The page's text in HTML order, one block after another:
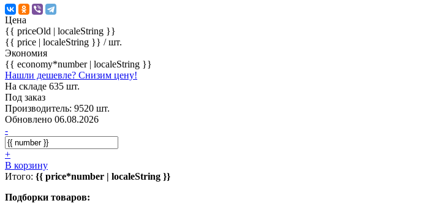
Цена
{{ priceOld | localeString }}
{{ price | localeString }} / шт.
Экономия
{{ economy*number | localeString }}
Нашли дешевле? Снизим цену!
На складе 635 шт.
Под заказ
Производитель: 9520 шт.
Обновлено 06.08.2026
-
+
В корзину
Итого: {{ price*number | localeString }}
Подборки товаров: